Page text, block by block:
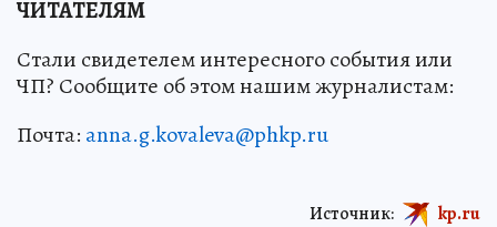
ЧИТАТЕЛЯМ
Стали свидетелем интересного события или
ЧП? Сообщите об этом нашим журналистам:
Почта: anna.g.kovaleva@phkp.ru
Источник: kp.ru